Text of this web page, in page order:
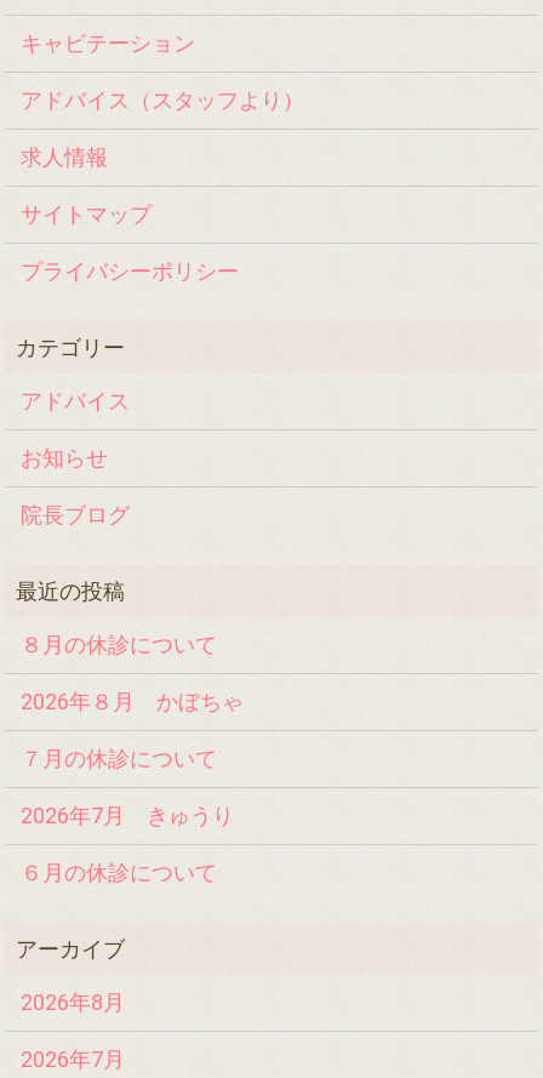
キャビテーション
アドバイス（スタッフより）
求人情報
サイトマップ
プライバシーポリシー
アドバイス
お知らせ
院長ブログ
８月の休診について
2026年８月 かぼちゃ
７月の休診について
2026年7月 きゅうり
６月の休診について
2026年8月
2026年7月